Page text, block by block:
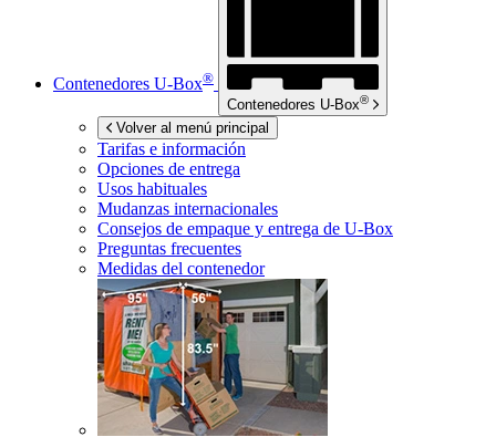
Contenedores U-Box®
Contenedores U-Box®
Volver al menú principal
Tarifas e información
Opciones de entrega
Usos habituales
Mudanzas internacionales
Consejos de empaque y entrega de U-Box
Preguntas frecuentes
Medidas del contenedor